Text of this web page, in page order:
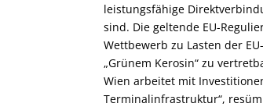
leistungsfähige
sind. Die geltende EU-
Wettbewerb zu Lasten der
„Grünem Kerosin“ zu
Wien arbeitet mit
Terminalinfrastruktur“,